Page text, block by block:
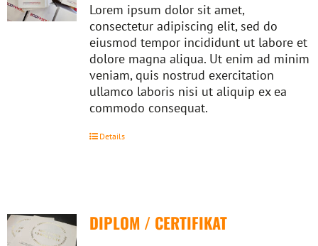
Lorem ipsum dolor sit amet,
consectetur adipiscing elit, sed do
eiusmod tempor incididunt ut labore et
dolore magna aliqua. Ut enim ad minim
veniam, quis nostrud exercitation
ullamco laboris nisi ut aliquip ex ea
commodo consequat.
Details
DIPLOM / CERTIFIKAT